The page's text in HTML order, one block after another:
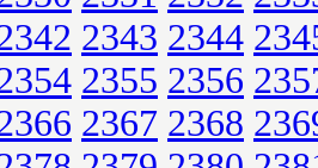
2343 2344
2355 2356
2367 2368